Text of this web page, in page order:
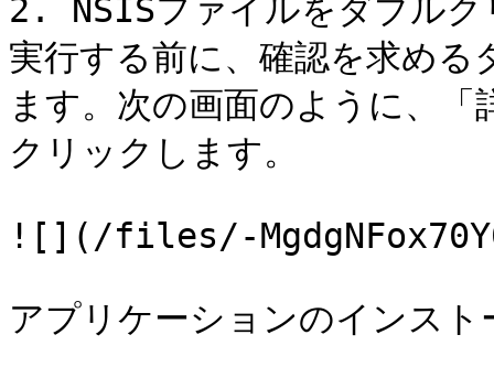
2. NSISファイルをダブルク
実行する前に、確認を求め
ます。次の画面のように、
クリックします。
![](/files/-
アプリケーションのインス